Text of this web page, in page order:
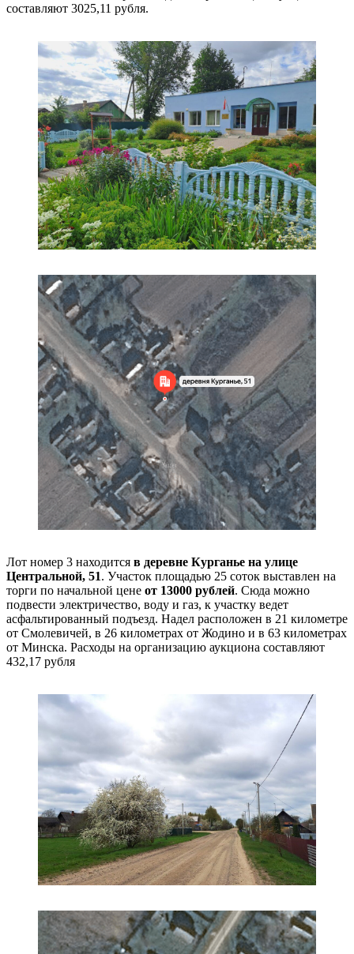
составляют 3025,11 рубля.
Лот номер 3 находится в деревне Курганье на улице
Центральной, 51. Участок площадью 25 соток выставлен на
торги по начальной цене от 13000 рублей. Сюда можно
подвести электричество, воду и газ, к участку ведет
асфальтированный подъезд. Надел расположен в 21 километре
от Смолевичей, в 26 километрах от Жодино и в 63 километрах
от Минска. Расходы на организацию аукциона составляют
432,17 рубля